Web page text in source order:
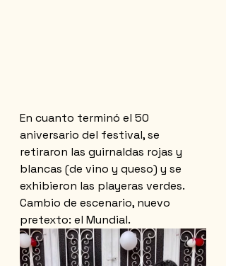
En cuanto terminó el 50
aniversario del festival, se
retiraron las guirnaldas rojas y
blancas (de vino y queso) y se
exhibieron las playeras verdes.
Cambio de escenario, nuevo
pretexto: el Mundial.